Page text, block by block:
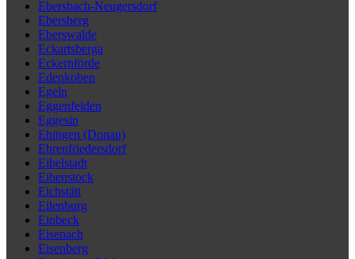
Ebersbach-Neugersdorf
Ebersberg
Eberswalde
Eckartsberga
Eckernförde
Edenkoben
Egeln
Eggenfelden
Eggesin
Ehingen (Donau)
Ehrenfriedersdorf
Eibelstadt
Eibenstock
Eichstätt
Eilenburg
Einbeck
Eisenach
Eisenberg